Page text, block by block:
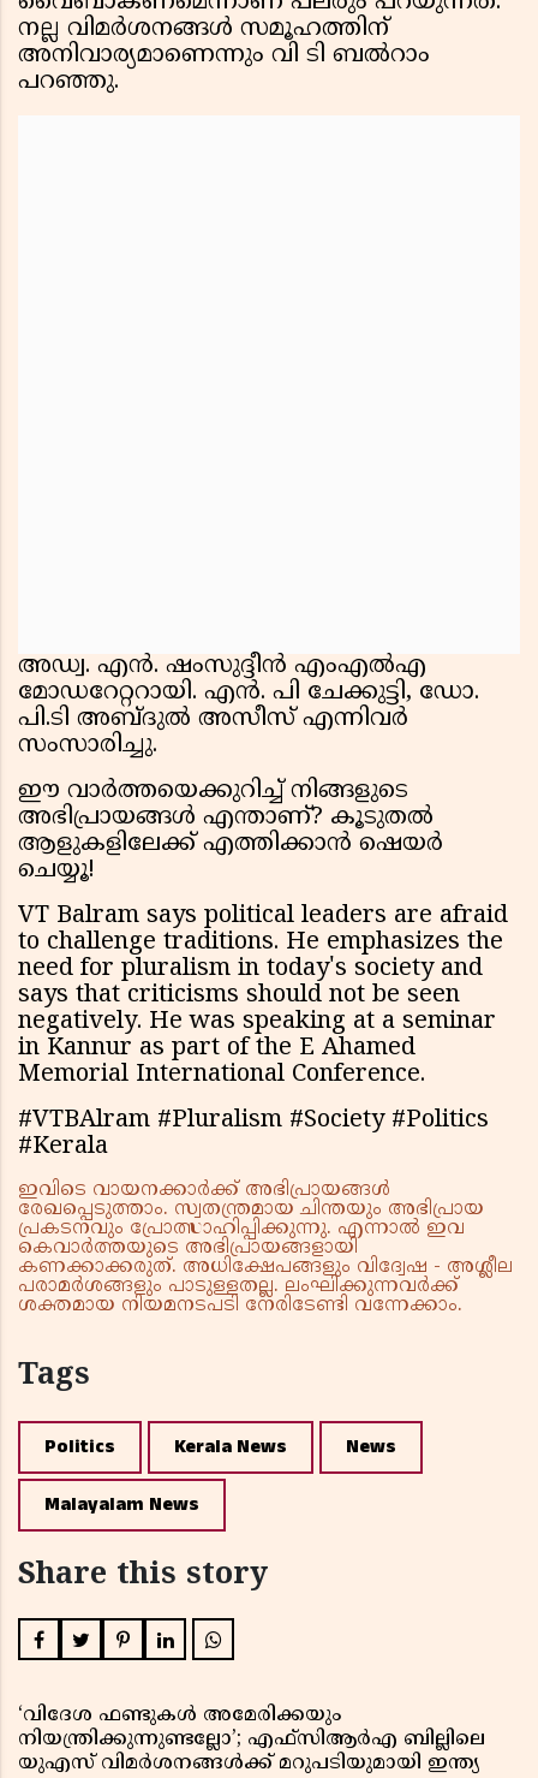
നല്ല വിമർശനങ്ങൾ സമൂഹത്തിന്
അനിവാര്യമാണെന്നും വി ടി ബൽറാം
പറഞ്ഞു.
അഡ്വ. എൻ. ഷംസുദ്ദീൻ എംഎൽഎ
മോഡറേറ്ററായി. എൻ. പി ചേക്കുട്ടി, ഡോ.
പി.ടി അബ്ദുൽ അസീസ് എന്നിവർ
സംസാരിച്ചു.
ഈ വാർത്തയെക്കുറിച്ച് നിങ്ങളുടെ
അഭിപ്രായങ്ങൾ എന്താണ്? കൂടുതൽ
ആളുകളിലേക്ക് എത്തിക്കാൻ ഷെയർ
ചെയ്യൂ!
VT Balram says political leaders are afraid
to challenge traditions. He emphasizes the
need for pluralism in today's society and
says that criticisms should not be seen
negatively. He was speaking at a seminar
in Kannur as part of the E Ahamed
Memorial International Conference.
#VTBAlram #Pluralism #Society #Politics
#Kerala
ഇവിടെ വായനക്കാർക്ക് അഭിപ്രായങ്ങൾ
രേഖപ്പെടുത്താം. സ്വതന്ത്രമായ ചിന്തയും അഭിപ്രായ
പ്രകടനവും പ്രോത്സാഹിപ്പിക്കുന്നു. എന്നാൽ ഇവ
കെവാർത്തയുടെ അഭിപ്രായങ്ങളായി
കണക്കാക്കരുത്. അധിക്ഷേപങ്ങളും വിദ്വേഷ - അശ്ലീല
പരാമർശങ്ങളും പാടുള്ളതല്ല. ലംഘിക്കുന്നവർക്ക്
ശക്തമായ നിയമനടപടി നേരിടേണ്ടി വന്നേക്കാം.
Tags
Politics Kerala News News
Malayalam News
Share this story
‘വിദേശ ഫണ്ടുകൾ അമേരിക്കയും
നിയന്ത്രിക്കുന്നുണ്ടല്ലോ’; എഫ്സിആർഎ ബില്ലിലെ
യുഎസ് വിമർശനങ്ങൾക്ക് മറുപടിയുമായി ഇന്ത്യ